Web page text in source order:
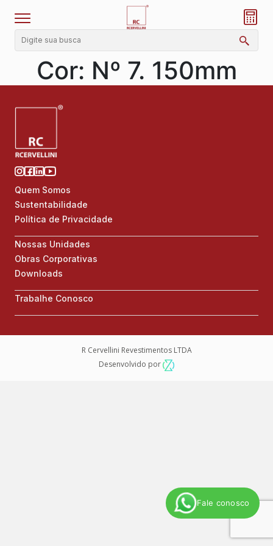
Fale conosco
Cor: Nº 7. 150mm
Quem Somos
Sustentabilidade
Política de Privacidade
Nossas Unidades
Obras Corporativas
Downloads
Trabalhe Conosco
R Cervellini Revestimentos LTDA
Desenvolvido por